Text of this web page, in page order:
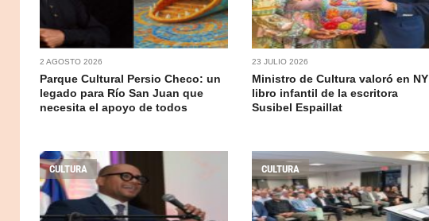
2 AGOSTO 2026
Parque Cultural Persio Checo: un
legado para Río San Juan que
necesita el apoyo de todos
23 JULIO 2026
Ministro de Cultura valoró en NY
libro infantil de la escritora
Susibel Espaillat
CULTURA CULTURA